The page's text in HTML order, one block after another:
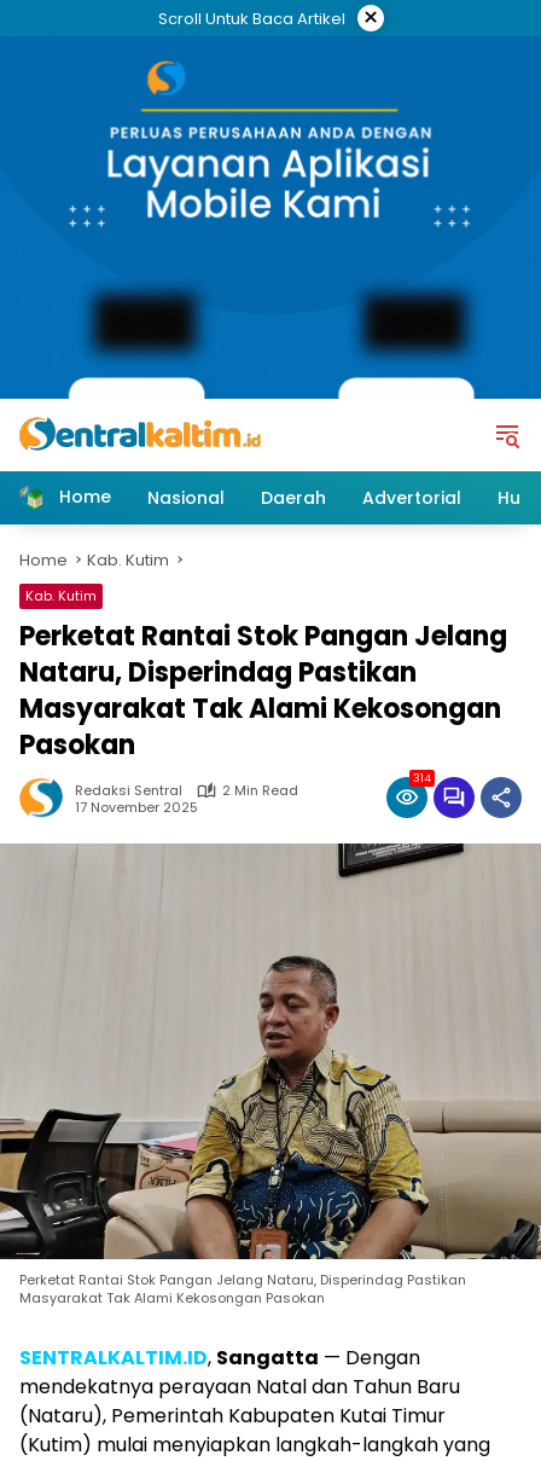
Scroll Untuk Baca Artikel ×
Home Nasional Daerah Advertorial
Home Kab. Kutim
Kab. Kutim
Perketat Rantai Stok Pangan Jelang
Nataru, Disperindag Pastikan
Masyarakat Tak Alami Kekosongan
Pasokan
Redaksi Sentral
2 Min Read
17 November 2025
314
Perketat Rantai Stok Pangan Jelang Nataru, Disperindag Pastikan
Masyarakat Tak Alami Kekosongan Pasokan
SENTRALKALTIM.ID, Sangatta — Dengan
mendekatnya perayaan Natal dan Tahun Baru
(Nataru), Pemerintah Kabupaten Kutai Timur
(Kutim) mulai menyiapkan langkah-langkah yang